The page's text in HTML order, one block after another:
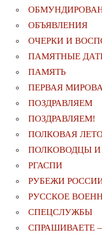
ОБЪЯВЛЕНИЯ
ОЧЕРКИ И
ПАМЯТНЫЕ
ПАМЯТЬ
ПЕРВАЯ
ПОЗДРАВЛЯЕМ
ПОЗДРАВЛЯЕМ!
ПОЛКОВАЯ
ПОЛКОВОДЦЫ
РГАСПИ
РУБЕЖИ
РУССКОЕ
СПЕЦСЛУЖБЫ
СПРАШИВАЕТЕ